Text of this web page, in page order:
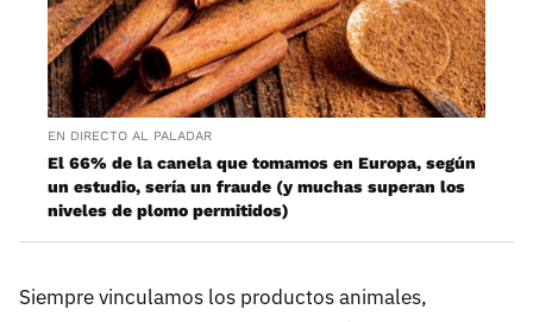
EN DIRECTO AL PALADAR
El 66% de la canela que tomamos en Europa, según
un estudio, sería un fraude (y muchas superan los
niveles de plomo permitidos)
Siempre vinculamos los productos animales,